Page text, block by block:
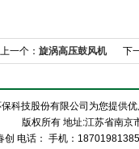
上一个： 旋涡高压鼓风机 下
科技股份有限公司为您提供
版权所有 地址:江苏省南
创 电话： 手机：